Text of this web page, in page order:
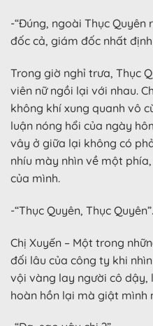
-“Đúng, ngoài Thục
đốc cả, giám đốc nhất
Trong giờ nghỉ trưa, Thục
viên nữ ngồi lại với nhau.
không khí xung quanh vô
luận nóng hổi của ngày
vây ở giữa lại không có
nhíu mày nhìn về một
của mình.
-“Thục Quyên, Thục Quyên”.
Chị Xuyến – Một trong
đối lâu của công ty khi
vội vàng lay người cô dậy,
hoàn hồn lại mà giật mình